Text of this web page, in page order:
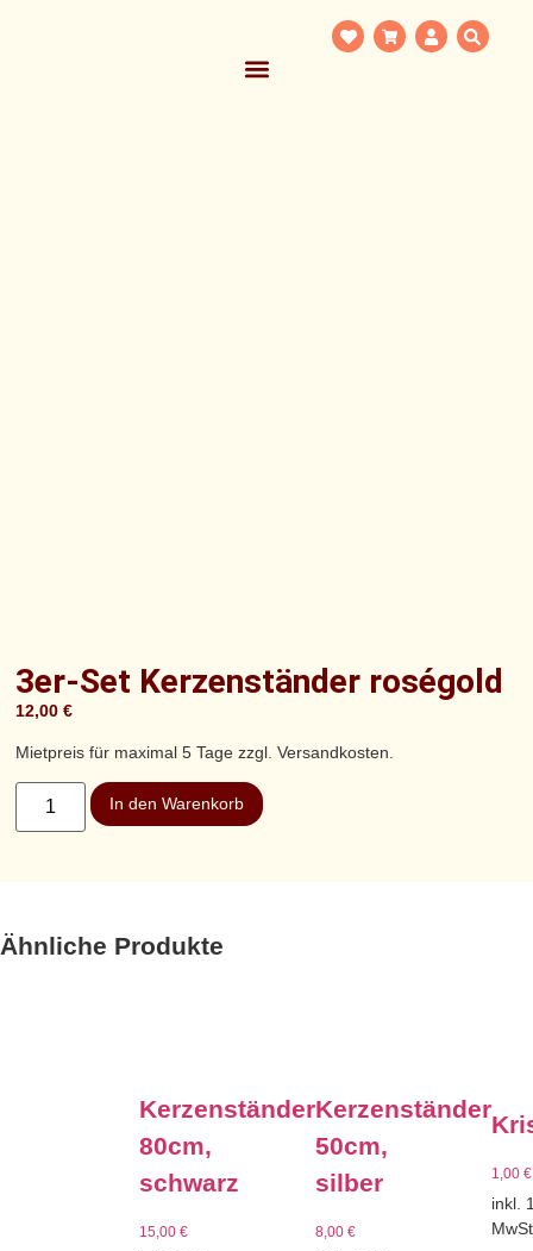
3er-Set Kerzenständer roségold
12,00€
Mietpreis für maximal 5 Tage zzgl. Versandkosten.
In den Warenkorb
Ähnliche Produkte
Kerzenständer
80cm,
schwarz
15,00 €
Kerzenständer
50cm,
silber
8,00 €
1,00 €
inkl.